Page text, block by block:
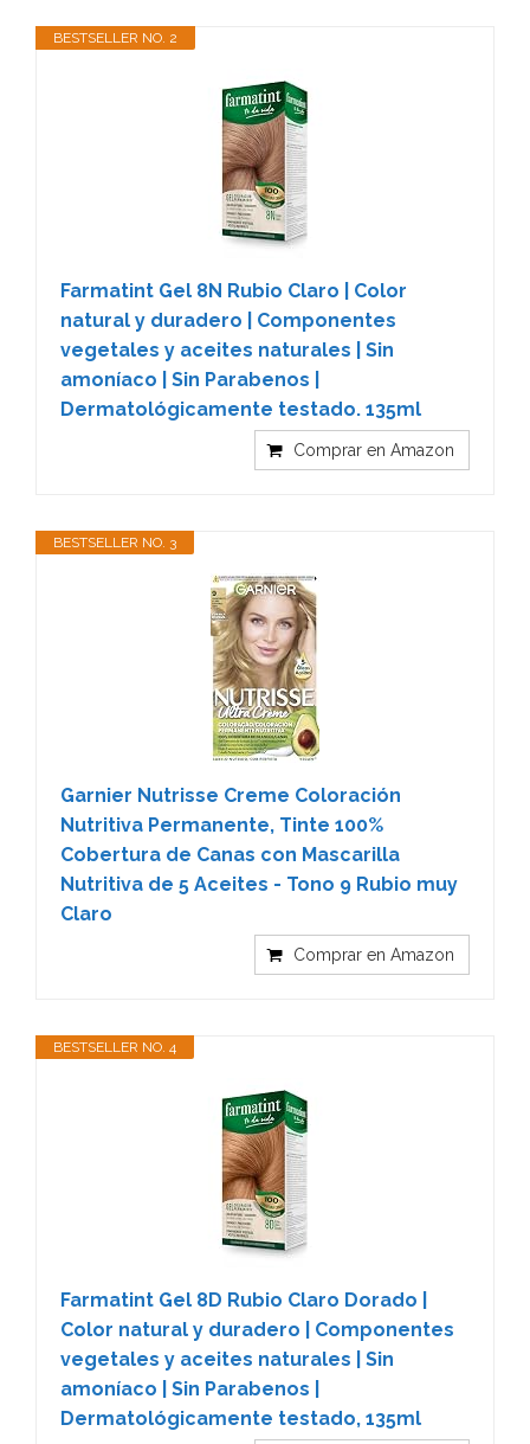
BESTSELLER NO. 2
Farmatint Gel 8N Rubio Claro | Color
natural y duradero | Componentes
vegetales y aceites naturales | Sin
amoníaco | Sin Parabenos |
Dermatológicamente testado. 135ml
Comprar en Amazon
BESTSELLER NO. 3
Garnier Nutrisse Creme Coloración
Nutritiva Permanente, Tinte 100%
Cobertura de Canas con Mascarilla
Nutritiva de 5 Aceites - Tono 9 Rubio muy
Claro
Comprar en Amazon
BESTSELLER NO. 4
Farmatint Gel 8D Rubio Claro Dorado |
Color natural y duradero | Componentes
vegetales y aceites naturales | Sin
amoníaco | Sin Parabenos |
Dermatológicamente testado, 135ml